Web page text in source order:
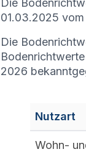
Die
01.03.2025
Die
2026
Nutzart
Wohn-